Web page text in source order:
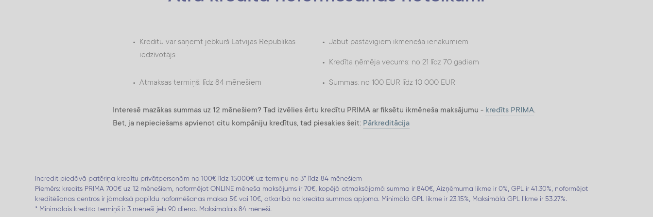
darba dienu laikā.
sestdienās 10:00 - 17:00
Kredītu var saņemt jebkurš Latvijas Republikas
iedzīvotājs
Jābūt pastāvīgiem ikmēneša ienākumiem
Kredīta ņēmēja vecums: no 21 līdz 70 gadiem
Atmaksas termiņš: līdz 84 mēnešiem Summas: no 100 EUR līdz 10 000 EUR
Interesē mazākas summas uz 12 mēnešiem? Tad izvēlies ērtu kredītu PRIMA ar fiksētu ikmēneša maksājumu - kredīts PRIMA.
Bet, ja nepieciešams apvienot citu kompāniju kredītus, tad piesakies šeit: Pārkreditācija
Incredit piedāvā patēriņa kredītu privātpersonām no 100€ līdz 15000€ uz termiņu no 3* līdz 84 mēnešiem
Piemērs: kredīts PRIMA 700€ uz 12 mēnešiem, noformējot ONLINE mēneša maksājums ir 70€, kopējā atmaksājamā summa ir 840€, Aizņēmuma likme ir 0%, GPL ir 41.30%, noformējot
kreditēšanas centros ir jāmaksā papildu noformēšanas maksa 5€ vai 10€, atkarībā no kredīta summas apjoma. Minimālā GPL likme ir 23.15%, Maksimālā GPL likme ir 53.27%.
* Minimālais kredīta termiņš ir 3 mēneši jeb 90 diena. Maksimālais 84 mēneši.